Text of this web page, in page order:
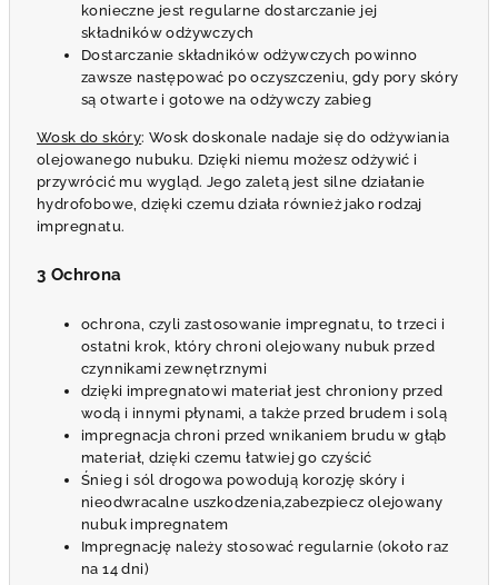
konieczne jest regularne dostarczanie jej
składników odżywczych
Dostarczanie składników odżywczych powinno
zawsze następować po oczyszczeniu, gdy pory skóry
są otwarte i gotowe na odżywczy zabieg
Wosk do skóry: Wosk doskonale nadaje się do odżywiania
olejowanego nubuku. Dzięki niemu możesz odżywić i
przywrócić mu wygląd. Jego zaletą jest silne działanie
hydrofobowe, dzięki czemu działa również jako rodzaj
impregnatu.
3 Ochrona
ochrona, czyli zastosowanie impregnatu, to trzeci i
ostatni krok, który chroni olejowany nubuk przed
czynnikami zewnętrznymi
dzięki impregnatowi materiał jest chroniony przed
wodą i innymi płynami, a także przed brudem i solą
impregnacja chroni przed wnikaniem brudu w głąb
materiał, dzięki czemu łatwiej go czyścić
Śnieg i sól drogowa powodują korozję skóry i
nieodwracalne uszkodzenia,zabezpiecz olejowany
nubuk impregnatem
Impregnację należy stosować regularnie (około raz
na 14 dni)